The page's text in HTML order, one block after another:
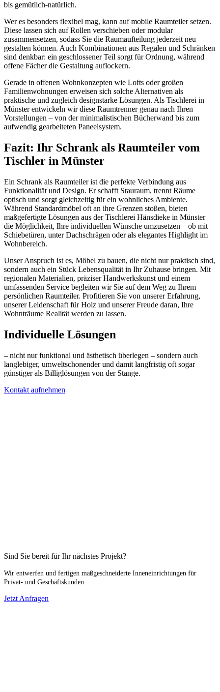
bis gemütlich-natürlich.
Wer es besonders flexibel mag, kann auf mobile Raumteiler setzen.
Diese lassen sich auf Rollen verschieben oder modular
zusammensetzen, sodass Sie die Raumaufteilung jederzeit neu
gestalten können. Auch Kombinationen aus Regalen und Schränken
sind denkbar: ein geschlossener Teil sorgt für Ordnung, während
offene Fächer die Gestaltung auflockern.
Gerade in offenen Wohnkonzepten wie Lofts oder großen
Familienwohnungen erweisen sich solche Alternativen als
praktische und zugleich designstarke Lösungen. Als Tischlerei in
Münster entwickeln wir diese Raumtrenner genau nach Ihren
Vorstellungen – von der minimalistischen Bücherwand bis zum
aufwendig gearbeiteten Paneelsystem.
Fazit: Ihr Schrank als Raumteiler vom
Tischler in Münster
Ein Schrank als Raumteiler ist die perfekte Verbindung aus
Funktionalität und Design. Er schafft Stauraum, trennt Räume
optisch und sorgt gleichzeitig für ein wohnliches Ambiente.
Während Standardmöbel oft an ihre Grenzen stoßen, bieten
maßgefertigte Lösungen aus der Tischlerei Hänsdieke in Münster
die Möglichkeit, Ihre individuellen Wünsche umzusetzen – ob mit
Schiebetüren, unter Dachschrägen oder als elegantes Highlight im
Wohnbereich.
Unser Anspruch ist es, Möbel zu bauen, die nicht nur praktisch sind,
sondern auch ein Stück Lebensqualität in Ihr Zuhause bringen. Mit
regionalen Materialien, präziser Handwerkskunst und einem
umfassenden Service begleiten wir Sie auf dem Weg zu Ihrem
persönlichen Raumteiler. Profitieren Sie von unserer Erfahrung,
unserer Leidenschaft für Holz und unserer Freude daran, Ihre
Wohnträume Realität werden zu lassen.
Individuelle Lösungen
– nicht nur funktional und ästhetisch überlegen – sondern auch
langlebiger, umweltschonender und damit langfristig oft sogar
günstiger als Billiglösungen von der Stange.
Kontakt aufnehmen
Sind Sie bereit für Ihr nächstes Projekt?
Wir entwerfen und fertigen maßgeschneiderte Inneneinrichtungen für
Privat- und Geschäftskunden.
Jetzt Anfragen